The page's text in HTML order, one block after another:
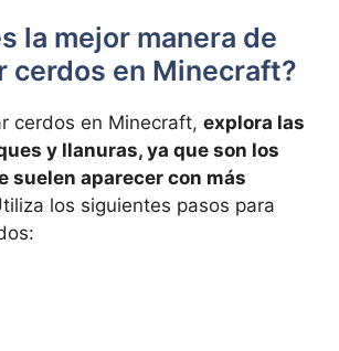
la mejor manera de
cerdos en Minecraft?
cerdos en Minecraft,⁢ explora‍ las
y llanuras, ya que son los
suelen aparecer ‍con más
los siguientes pasos para